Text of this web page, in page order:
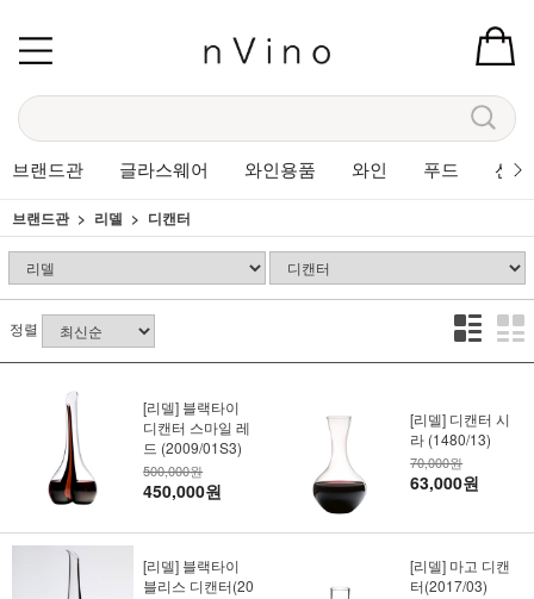
브랜드관 글라스웨어 와인용품 와인 푸드 선
브랜드관 리델 디캔터
정렬
[리델] 블랙타이
디캔터 스마일 레
드 (2009/01S3)
500,000원
450,000원
[리델] 디캔터 시
라 (1480/13)
70,000원
63,000원
[리델] 블랙타이
블리스 디캔터(20
[리델] 마고 디캔
터(2017/03)